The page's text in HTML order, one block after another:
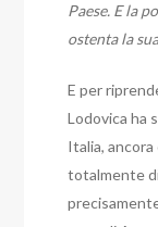
Paese. E la
ostenta la
E per
Lodovica ha
Italia,
totalmente